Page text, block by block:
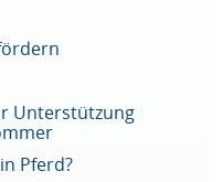
Unterstützung
Pferd?